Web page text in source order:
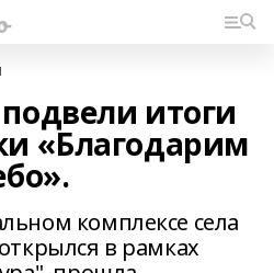
итоги
«Благодарим
комплексе села
в рамках